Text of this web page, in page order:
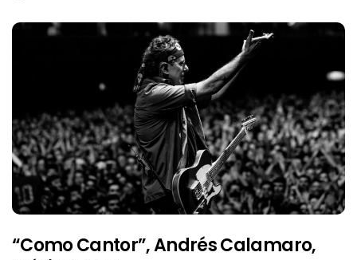
“Como Cantor”, Andrés Calamaro,